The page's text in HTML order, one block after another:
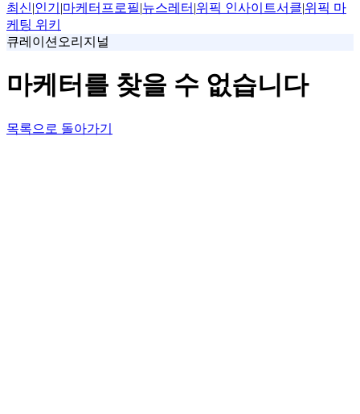
최신|인기 |마케터프로필|뉴스레터 |위픽 인사이트서클|위픽 마
케팅 위키
큐레이션 오리지널
마케터를 찾을 수 없습니다
목록으로 돌아가기